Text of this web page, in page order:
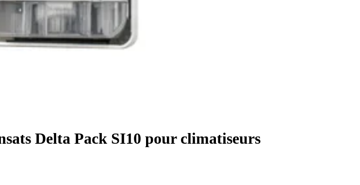
Delta Pack SI10 pour climatiseurs